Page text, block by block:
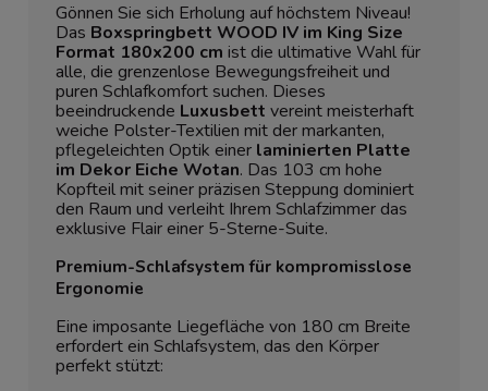
Gönnen Sie sich Erholung auf höchstem Niveau!
Das Boxspringbett WOOD IV im King Size
Format 180x200 cm ist die ultimative Wahl für
alle, die grenzenlose Bewegungsfreiheit und
puren Schlafkomfort suchen. Dieses
beeindruckende Luxusbett vereint meisterhaft
weiche Polster-Textilien mit der markanten,
pflegeleichten Optik einer laminierten Platte
im Dekor Eiche Wotan. Das 103 cm hohe
Kopfteil mit seiner präzisen Steppung dominiert
den Raum und verleiht Ihrem Schlafzimmer das
exklusive Flair einer 5-Sterne-Suite.
Premium-Schlafsystem für kompromisslose
Ergonomie
Eine imposante Liegefläche von 180 cm Breite
erfordert ein Schlafsystem, das den Körper
perfekt stützt: